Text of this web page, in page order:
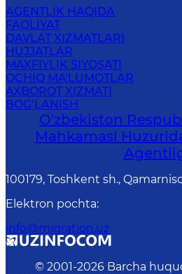
AGENTLIK HAQIDA
FAOLIYAT
DAVLAT XIZMATLARI
HUJJATLAR
MAXFIYLIK SIYOSATI
OCHIQ MA'LUMOTLAR
AXBOROT XIZMATI
BOG‘LANISH
O'zbekiston
Mahkamasi
100179, Toshkent sh., Qamarniso
Elektron pochta:
info@migration.uz
© 2001-2026 Barcha